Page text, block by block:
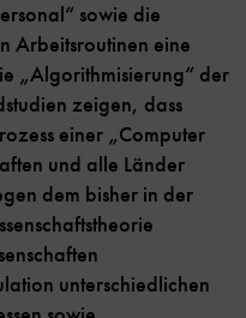
sowie die
Arbeitsroutinen eine
„Algorithmisierung“ der
zeigen, dass
einer „Computer
und alle Länder
dem bisher in der
unterschiedlichen